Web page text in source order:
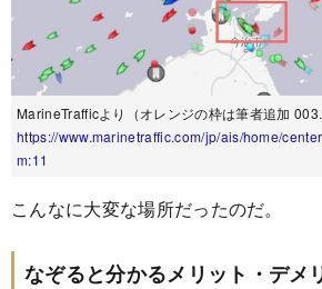
MarineTrafficより（オレンジの枠は筆者追加
https://www.marinetraffic.com/jp/ais/home/
m:11
こんなに大変な場所だったのだ。
なぞると分かるメリット・デメ